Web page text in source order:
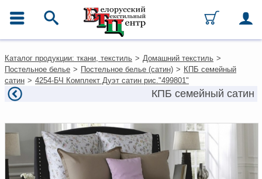
Каталог
Ткани
Домашний текстиль
Одежда
Текстиль для ресторанов и
гостиниц
Текстильная галантерея и
фурнитура
Каталог продукции: ткани, текстиль > Домашний текстиль >
Постельное белье > Постельное белье (сатин) > КПБ семейный
сатин > 4254-БЧ Комплект Дуэт сатин рис."499801"
КПБ семейный сатин